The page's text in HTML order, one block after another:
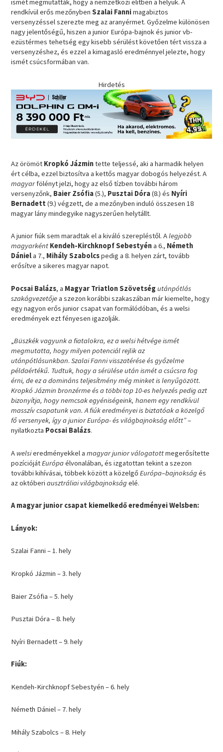
ismét megmutatták, hogy a nemzetközi elitben a helyük. A
rendkívül erős mezőnybenSzalai Fannimagabiztos
versenyzéssel szerezte meg az aranyérmet. Győzelme különösen
nagy jelentőségű, hiszen a junior Európa-bajnok és junior vb-
ezüstérmes tehetség egy kisebb sérülést követően tért vissza a
versenyzéshez, és ezzel a kimagasló eredménnyel jelezte, hogy
ismét csúcsformában van.
Hirdetés
Az örömöt Kropkó Jázmintette teljessé, aki a harmadik helyen
ért célba, ezzel biztosítva a kettős magyar dobogós helyezést. A
magyarfölényt jelzi, hogy az első tízben további három
versenyzőnk, Baier Zsófia(5.), Pusztai Dóra(8.) és Nyíri
Bernadett (9.) végzett, de a mezőnyben induló összesen 18
magyar lány mindegyike nagyszerűen helytállt.
A junior fiúk sem maradtak el a kiváló szerepléstől. Alegjobb
magyarként Kendeh-Kirchknopf Sebestyéna 6., Németh
Dániela 7., Mihály Szabolcspedig a 8. helyen zárt, tovább
erősítve a sikeres magyar napot.
Pocsai Balázs, a Magyar Triatlon Szövetség utánpótlás
szakágvezetőjea szezon korábbi szakaszában már kiemelte, hogy
egy nagyon erős junior csapat van formálódóban, és a welsi
eredmények ezt fényesen igazolják.
„Büszkék vagyunk a fiatalokra, ez a welsi hétvége ismét
megmutatta, hogy milyen potenciál rejlik az
utánpótlásunkban.Szalai Fanni visszatérése és győzelme
példaértékű. Tudtuk, hogy a sérülése után ismét a csúcsra fog
érni, de ez a domináns teljesítmény még minket is lenyűgözött.
Kropkó Jázmin bronzérme és a többi top 10-es helyezés pedig azt
bizonyítja, hogy nemcsak egyéniségeink, hanem egy rendkívül
masszív csapatunk van. A fiúk eredményei is biztatóak a közelgő
fő versenyek, így a junior Európa- és világbajnokság előtt”–
nyilatkozta Pocsai Balázs.
A welsieredményekkel amagyar junior válogatottmegerősítette
pozíciójátEurópaélvonalában, és izgatottan tekint a szezon
további kihívásai, többek között a közelgőEurópa–bajnokságés
az októberiausztráliai világbajnokságelé.
A magyar junior csapat kiemelkedő eredményei Welsben:
Lányok:
Szalai Fanni – 1. hely
Kropkó Jázmin – 3. hely
Baier Zsófia – 5. hely
Pusztai Dóra – 8. hely
Nyíri Bernadett – 9. hely
Fiúk:
Kendeh-Kirchknopf Sebestyén – 6. hely
Németh Dániel – 7. hely
Mihály Szabolcs – 8. Hely